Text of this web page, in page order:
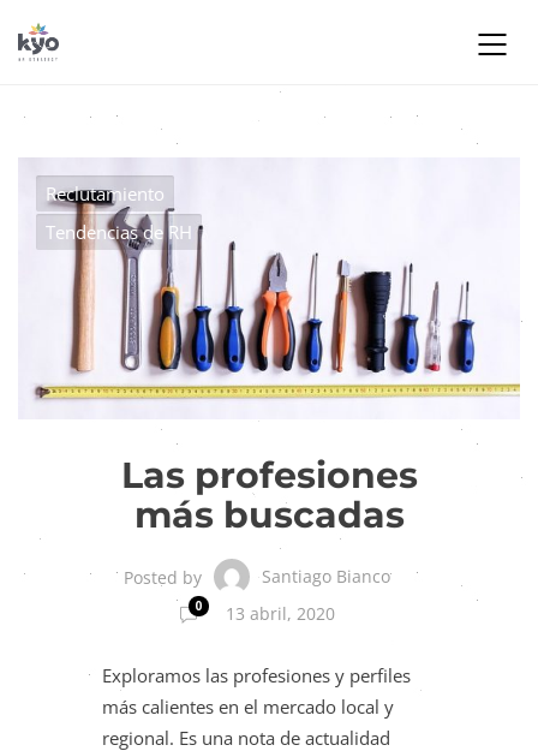
Reclutamiento
Tendencias de RH
Las profesiones
más buscadas
Posted by Santiago Bianco
0 13 abril, 2020
Exploramos las profesiones y perfiles
más calientes en el mercado local y
regional. Es una nota de actualidad